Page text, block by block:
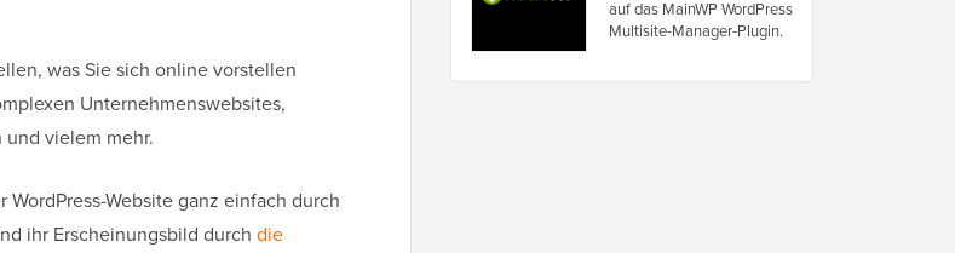
was Sie sich online vorstellen
Unternehmenswebsites,
vielem mehr.
Website ganz einfach durch
ihr Erscheinungsbild durch die
auf das MainWP WordPress
Multisite-Manager-Plugin.